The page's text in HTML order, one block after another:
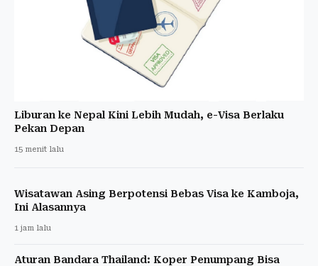
Liburan ke Nepal Kini Lebih Mudah, e-Visa Berlaku
Pekan Depan
15 menit lalu
Wisatawan Asing Berpotensi Bebas Visa ke Kamboja,
Ini Alasannya
1 jam lalu
Aturan Bandara Thailand: Koper Penumpang Bisa